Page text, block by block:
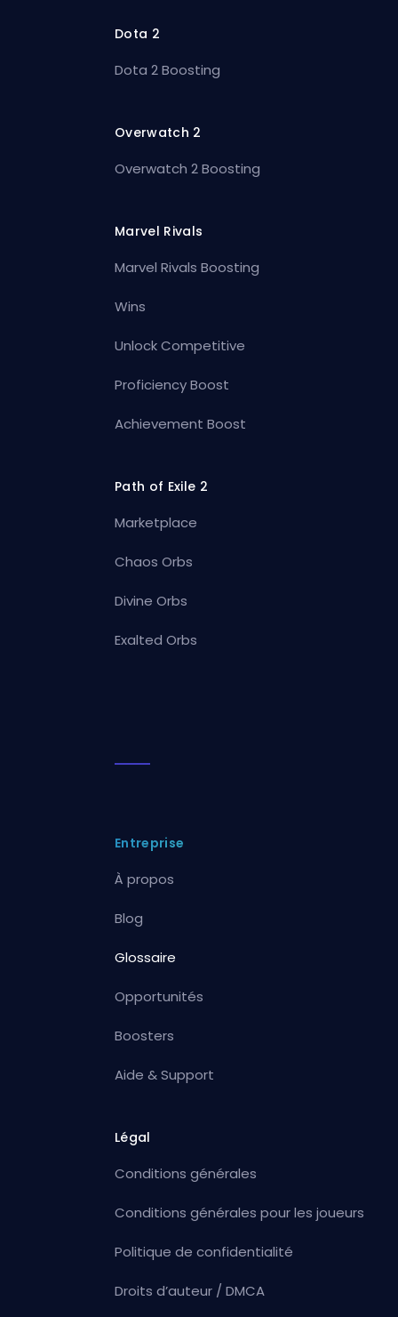
Dota 2
Dota 2 Boosting
Overwatch 2
Overwatch 2 Boosting
Marvel Rivals
Marvel Rivals Boosting
Wins
Unlock Competitive
Proficiency Boost
Achievement Boost
Path of Exile 2
Marketplace
Chaos Orbs
Divine Orbs
Exalted Orbs
Entreprise
À propos
Blog
Glossaire
Opportunités
Boosters
Aide & Support
Légal
Conditions générales
Conditions générales pour les joueurs
Politique de confidentialité
Droits d’auteur / DMCA